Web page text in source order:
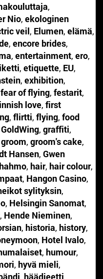
,
Nio, ekologinen
veil, Elumen, elämä,
, encore brides,
, entertainment, ero,
, etiquette, EU,
, exhibition,
fear of flying, festarit,
love, first
, flirtti, flying, food
GoldWing, graffiti,
groom, groom's cake,
Hansen, Gwen
hahmo, hair, hair colour,
, Hangon Casino,
sylityksin,
, Helsingin Sanomat,
, Hende Nieminen,
, historia, history,
, Hotel Ivalo,
, humour,
, hyvä mieli,
häädieetti